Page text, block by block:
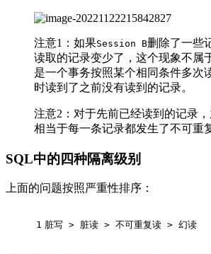
注意1：如果Session B删除了一些
读取的记录变少了，这个现象不属
是一个事务按照某个相同条件多次
时读到了之前没有读到的记录。
注意2：对于先前已经读到的记录
相当于每一条记录都发生了不可重
SQL中的四种隔离级别
上面的问题按照严重性排序：
1 脏写 > 脏读 > 不可重复读 > 幻读